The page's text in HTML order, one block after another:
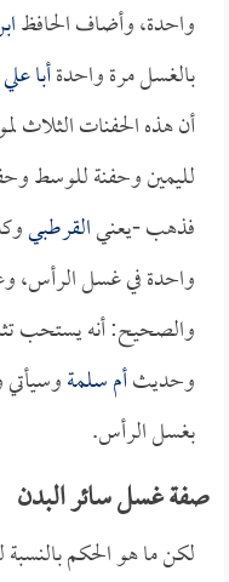
واحدة، وأضاف الحافظ
بالغسل مرة واحدةأبا
أن هذه الحفنات الثلاث
لليمين وحفنة للوسط
فذهب -يعنيالقرطبي
واحدة في غسل الرأس،
والصحيح: أنه يستحب
وحديثأم سلمة
بغسل الرأس.
صفة غسل سائر البدن
لكن ما هو الحكم